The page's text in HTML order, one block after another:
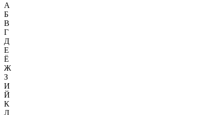
А
Б
В
Г
Д
Е
Ё
Ж
З
И
Й
К
Л